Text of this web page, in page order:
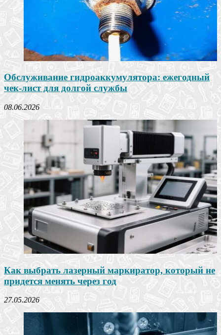
Обслуживание гидроаккумулятора: ежегодный
чек-лист для долгой службы
08.06.2026
Как выбрать лазерный маркиратор, который не
придется менять через год
27.05.2026